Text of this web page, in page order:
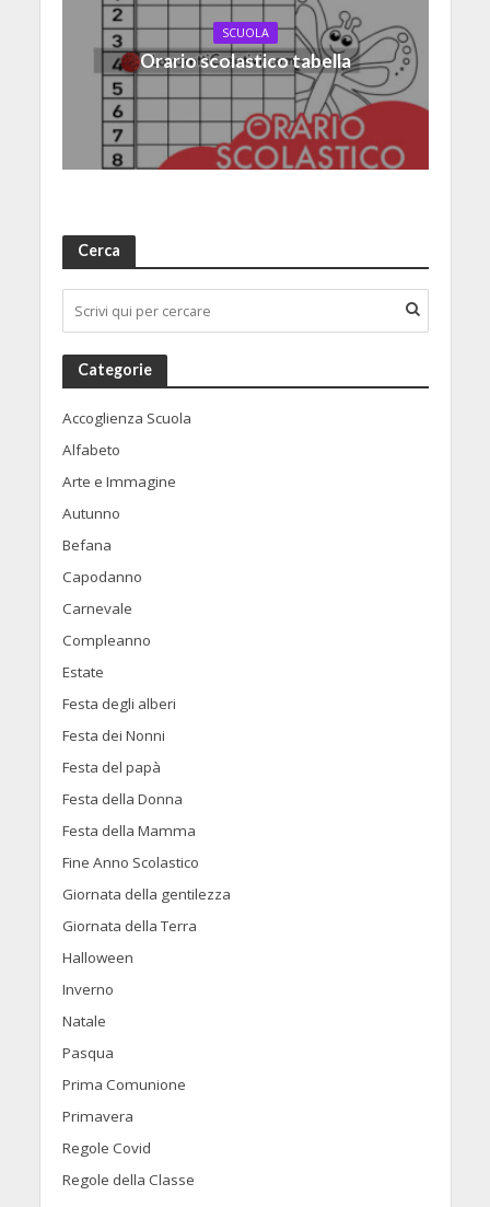
SCUOLA
Orario scolastico tabella
Cerca
Categorie
Accoglienza Scuola
Alfabeto
Arte e Immagine
Autunno
Befana
Capodanno
Carnevale
Compleanno
Estate
Festa degli alberi
Festa dei Nonni
Festa del papà
Festa della Donna
Festa della Mamma
Fine Anno Scolastico
Giornata della gentilezza
Giornata della Terra
Halloween
Inverno
Natale
Pasqua
Prima Comunione
Primavera
Regole Covid
Regole della Classe